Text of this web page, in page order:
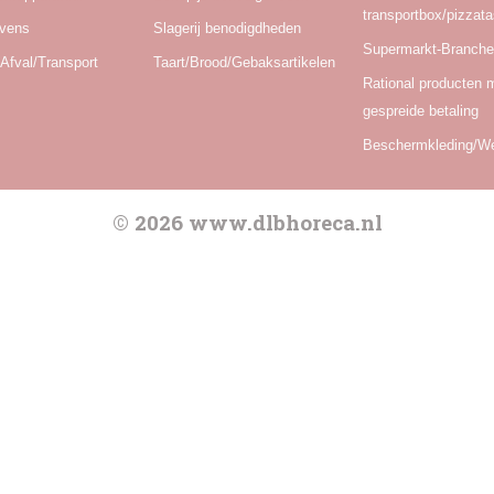
Transport
Slagerij benodigdheden
Taart/Brood/Gebaksartikelen
transportbox/
Supermarkt-
Rational producten
gespreide betaling
Beschermkleding/
© 2026 www.dlbhoreca.nl